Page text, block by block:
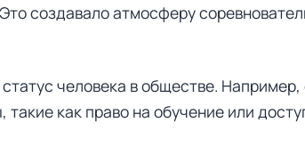
создавало атмосферу
человека в обществе.
такие как право на обучение или